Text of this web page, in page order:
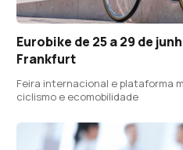
Eurobike de 25 a 29 de
Frankfurt
Feira internacional e plataforma
ciclismo e ecomobilidade